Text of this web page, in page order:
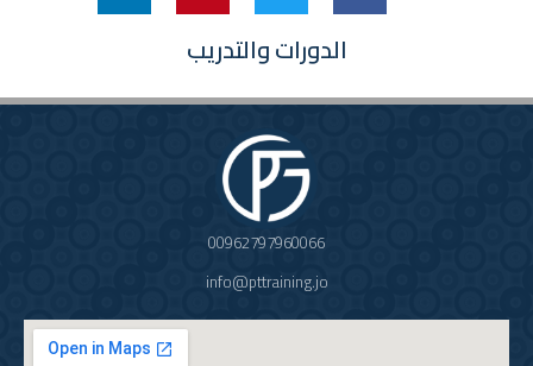
الدورات والتدريب
00962797960066
info@pttraining.jo